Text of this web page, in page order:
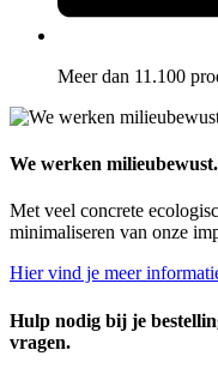
Meer dan 11.100
We werken milieubewust.
Met veel concrete
minimaliseren van onze
Hier vind je meer
Hulp nodig bij je
vragen.